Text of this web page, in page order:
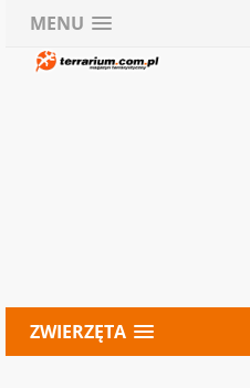
MENU
ZWIERZĘTA